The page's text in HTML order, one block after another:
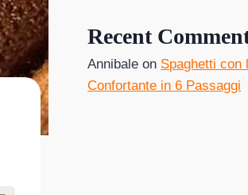
Recent
Annibale on Spaghetti con
Confortante in 6 Passaggi